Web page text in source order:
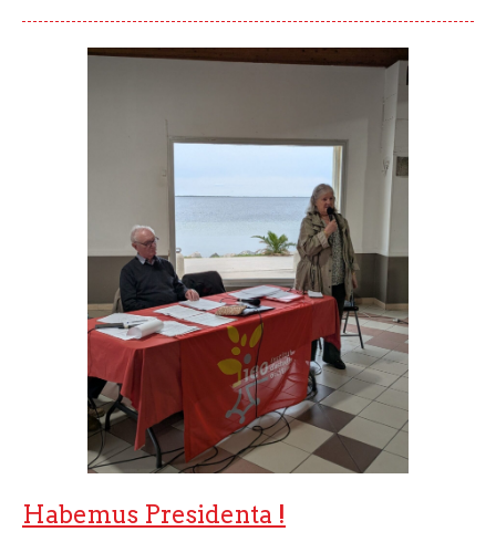
Habemus Presidenta !